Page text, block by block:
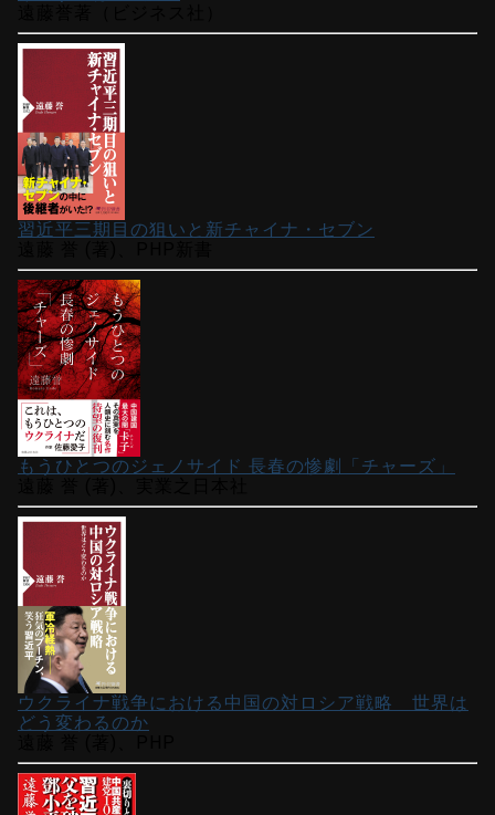
習近平三期目の狙いと新チャイナ・セブン
もうひとつのジェノサイド 長春の惨劇「チャーズ」
ウクライナ戦争における中国の対ロシア戦略 世界は
どう変わるのか